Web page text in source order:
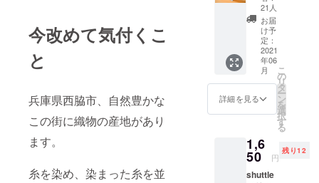
今改めて気付くこ
と
兵庫県西脇市、自然豊かな
この街に織物の産地があり
ます。
糸を染め、染まった糸を並
ら、日々生
地の開発・
生産に奮闘
していま
す。
お家時間の
増えた今、
産地からリ
ウェアを発
信いたしま
ASSHK
001
HaTaKa
Keのブ
ランド
刺繍を
入れた
ハンカ
チ。 刺
繍は西
脇市内
屋さん
にお願
いしま
した！
21人
お届
け予
定：
2021
年06
月
詳細を見る
こ
の
リ
タ
ー
ン
を
選
択
す
る
1,6
50 円
残り12
shuttle